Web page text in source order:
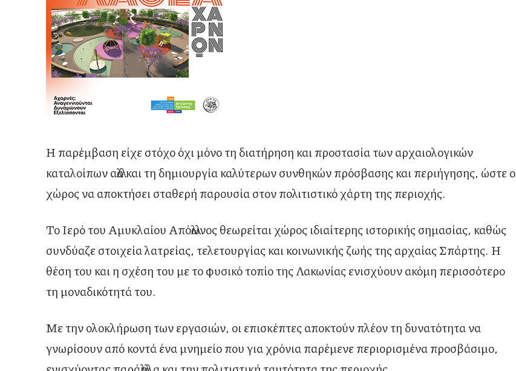
Η παρέμβαση είχε στόχο όχι μόνο τη διατήρηση και προστασία των αρχαιολογικών
καταλοίπων αλλά και τη δημιουργία καλύτερων συνθηκών πρόσβασης και περιήγησης, ώστε ο
χώρος να αποκτήσει σταθερή παρουσία στον πολιτιστικό χάρτη της περιοχής.
Το Ιερό του Αμυκλαίου Απόλλωνος θεωρείται χώρος ιδιαίτερης ιστορικής σημασίας, καθώς
συνδύαζε στοιχεία λατρείας, τελετουργίας και κοινωνικής ζωής της αρχαίας Σπάρτης. Η
θέση του και η σχέση του με το φυσικό τοπίο της Λακωνίας ενισχύουν ακόμη περισσότερο
τη μοναδικότητά του.
Με την ολοκλήρωση των εργασιών, οι επισκέπτες αποκτούν πλέον τη δυνατότητα να
γνωρίσουν από κοντά ένα μνημείο που για χρόνια παρέμενε περιορισμένα προσβάσιμο,